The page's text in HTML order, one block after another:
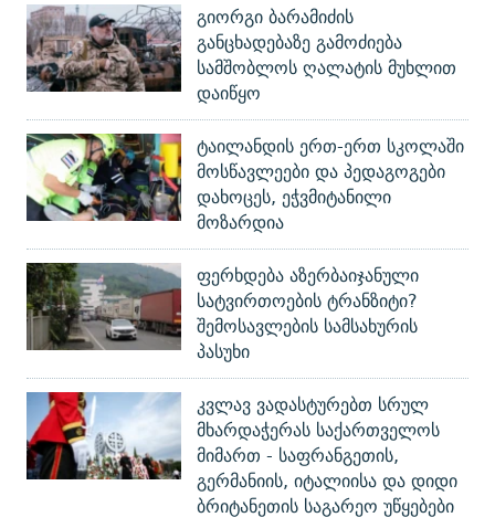
გიორგი ბარამიძის
განცხადებაზე გამოძიება
სამშობლოს ღალატის მუხლით
დაიწყო
ტაილანდის ერთ-ერთ სკოლაში
მოსწავლეები და პედაგოგები
დახოცეს, ეჭვმიტანილი
მოზარდია
ფერხდება აზერბაიჯანული
სატვირთოების ტრანზიტი?
შემოსავლების სამსახურის
პასუხი
კვლავ ვადასტურებთ სრულ
მხარდაჭერას საქართველოს
მიმართ - საფრანგეთის,
გერმანიის, იტალიისა და დიდი
ბრიტანეთის საგარეო უწყებები